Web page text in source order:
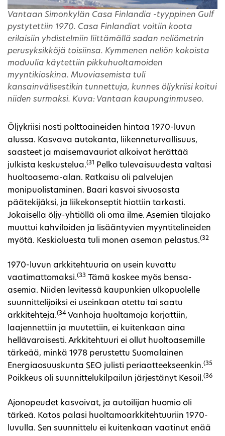
Vantaan Simonkylän Casa Finlandia -tyyppinen Gulf
pystytettiin 1970. Casa Finlandiat voitiin koota
erilaisiin yhdistelmiin liittämällä sadan neliömetrin
perusyksikköjä toisiinsa. Kymmenen neliön kokoista
moduulia käytettiin pikkuhuoltamoiden
myyntikioskina. Muoviasemista tuli
kansainvälisestikin tunnettuja, kunnes öljykriisi koitui
niiden surmaksi. Kuva: Vantaan kaupunginmuseo.
Öljykriisi nosti polttoaineiden hintaa 1970-luvun
alussa. Kasvava autokanta, liikenneturvallisuus,
saasteet ja maisemavauriot alkoivat herättää
julkista keskustelua.(31
Pelko tulevaisuudesta valtasi
huoltoasema-alan. Ratkaisu oli palvelujen
monipuolistaminen. Baari kasvoi sivuosasta
päätekijäksi, ja liikekonseptit hiottiin tarkasti.
Jokaisella öljy-yhtiöllä oli oma ilme. Asemien tilajako
muuttui kahviloiden ja lisääntyvien myyntitelineiden
myötä. Keskioluesta tuli monen aseman pelastus.(32
1970-luvun arkkitehtuuria on usein kuvattu
vaatimattomaksi.(33
Tämä koskee myös bensa-
asemia. Niiden levitessä kaupunkien ulkopuolelle
suunnittelijoiksi ei useinkaan otettu tai saatu
arkkitehteja.(34 Vanhoja huoltamoja korjattiin,
laajennettiin ja muutettiin, ei kuitenkaan aina
hellävaraisesti. Arkkitehtuuri ei ollut huoltoasemille
tärkeää, minkä 1978 perustettu Suomalainen
Energiaosuuskunta SEO julisti periaatteekseenkin.(35
Poikkeus oli suunnittelukilpailun järjestänyt Kesoil.(36
Ajonopeudet kasvoivat, ja autoilijan huomio oli
tärkeä. Katos palasi huoltamoarkkitehtuuriin 1970-
luvulla. Sen suunnittelu ei kuitenkaan vaatinut enää